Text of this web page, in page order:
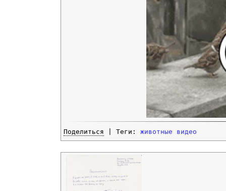
Поделиться | Теги: животные видео